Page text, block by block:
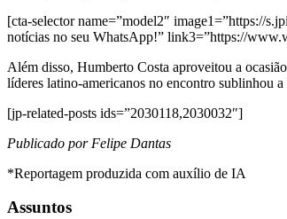
[cta-selector name=”model2″ image1=”https://
notícias no seu WhatsApp!” link3=”https://
Além disso, Humberto Costa aproveitou a
líderes latino-americanos no encontro sublinhou
[jp-related-posts ids=”2030118,2030032″]
Publicado por Felipe Dantas
*Reportagem produzida com auxílio de IA
Assuntos